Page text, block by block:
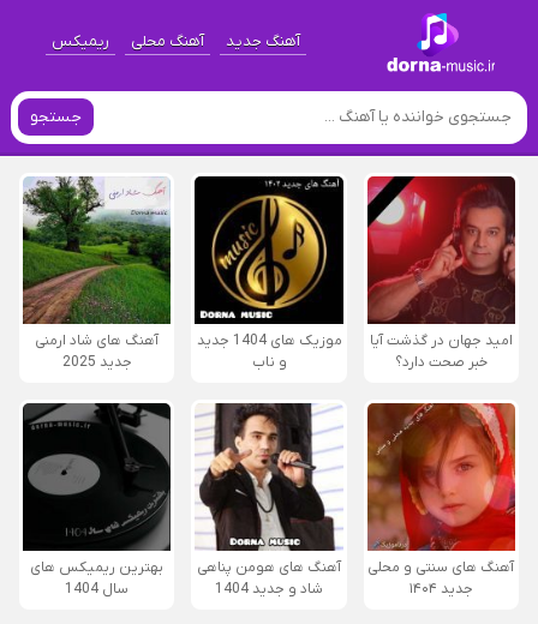
آهنگ جدید آهنگ محلی ریمیکس
جستجو
امید جهان در گذشت آیا
خبر صحت دارد؟
موزیک های 1404 جدید
و ناب
آهنگ های شاد ارمنی
جدید 2025
آهنگ های سنتی و محلی
جدید ۱۴۰۴
آهنگ های هومن پناهی
شاد و جدید 1404
بهترین ریمیکس های
سال 1404